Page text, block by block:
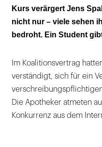
Über 420.000
"Ich hätte nie
Kurs verärgert Jens
nicht nur – viele sehen
bedroht. Ein Student
Im Koalitionsvertrag
verständigt, sich für ein
Die Apotheker atmeten
Konkurrenz aus dem